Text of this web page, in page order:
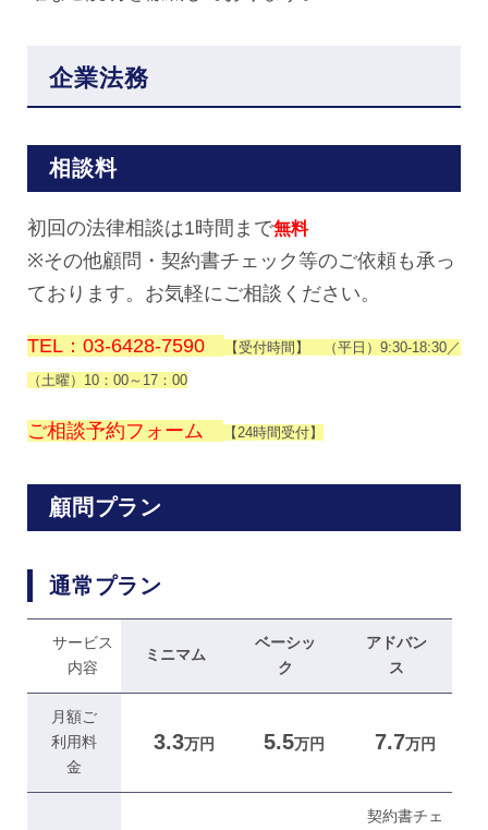
企業法務
相談料
初回の法律相談は1時間まで無料
※その他顧問・契約書チェック等のご依頼も承っ
ております。お気軽にご相談ください。
TEL：03-6428-7590
【受付時間】 （平日）9:30-18:30／
（土曜）10：00～17：00
ご相談予約フォーム 【24時間受付】
顧問プラン
通常プラン
サービス
内容
ミニマム
ベーシッ
ク
アドバン
ス
月額ご
利用料
金
3.3万円 5.5万円 7.7万円
契約書チェ